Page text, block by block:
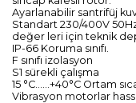
Ayarlanabilir santrifüj
Standart 230/400V
değer leri için teknik
IP-66 Koruma sınıfı.
F sınıfı izolasyon
S1 sürekli çalışma
15 °C……+40°C Ortam
Vibrasyon motorlar